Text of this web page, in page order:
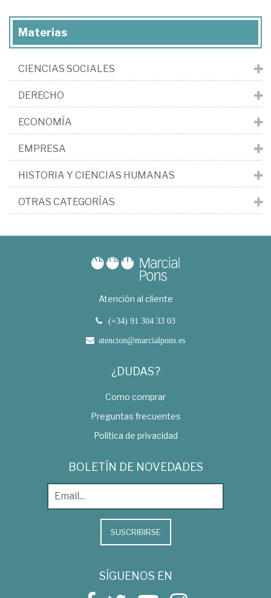
Materias
CIENCIAS SOCIALES
DERECHO
ECONOMÍA
EMPRESA
HISTORIA Y CIENCIAS HUMANAS
OTRAS CATEGORÍAS
Atención al cliente
(+34) 91 304 33 03
atencion@marcialpons.es
¿DUDAS?
Como comprar
Preguntas frecuentes
Política de privacidad
BOLETÍN DE NOVEDADES
SUSCRIBIRSE
SÍGUENOS EN